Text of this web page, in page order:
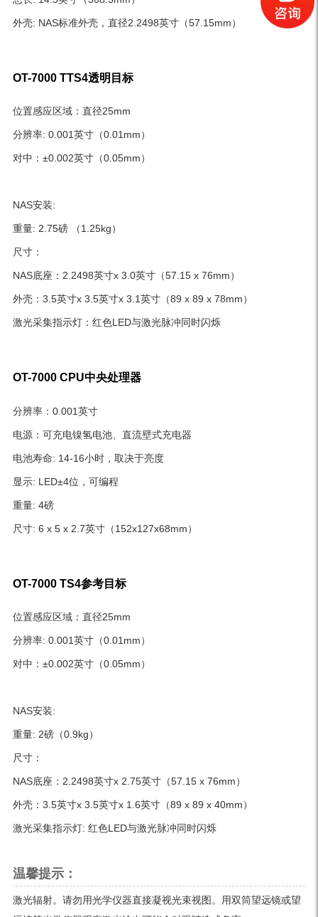
外壳: NAS标准外壳，直径2.2498英寸（57.15mm）
OT-7000 TTS4透明目标
位置感应区域：直径25mm
分辨率: 0.001英寸（0.01mm）
对中：±0.002英寸（0.05mm）
NAS安装:
重量: 2.75磅 （1.25kg）
尺寸：
NAS底座：2.2498英寸x 3.0英寸（57.15 x 76mm）
外壳：3.5英寸x 3.5英寸x 3.1英寸（89 x 89 x 78mm）
激光采集指示灯：红色LED与激光脉冲同时闪烁
OT-7000 CPU中央处理器
分辨率：0.001英寸
电源：可充电镍氢电池、直流壁式充电器
电池寿命: 14-16小时，取决于亮度
显示: LED±4位，可编程
重量: 4磅
尺寸: 6 x 5 x 2.7英寸（152x127x68mm）
OT-7000 TS4参考目标
位置感应区域：直径25mm
分辨率: 0.001英寸（0.01mm）
对中：±0.002英寸（0.05mm）
NAS安装:
重量: 2磅（0.9kg）
尺寸：
NAS底座：2.2498英寸x 2.75英寸（57.15 x 76mm）
外壳：3.5英寸x 3.5英寸x 1.6英寸（89 x 89 x 40mm）
激光采集指示灯: 红色LED与激光脉冲同时闪烁
温馨提示：
激光辐射。请勿用光学仪器直接凝视光束视图。用双筒望远镜或望